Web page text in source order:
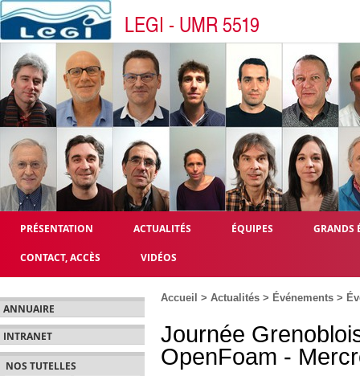
LEGI - UMR 5519
PRÉSENTATION ACTUALITÉS ÉQUIPES GRANDS
CONTACT, ACCÈS VIDÉOS
ANNUAIRE
INTRANET
NOS TUTELLES
Accueil > Actualités > Événements >
Journée
OpenFoam -